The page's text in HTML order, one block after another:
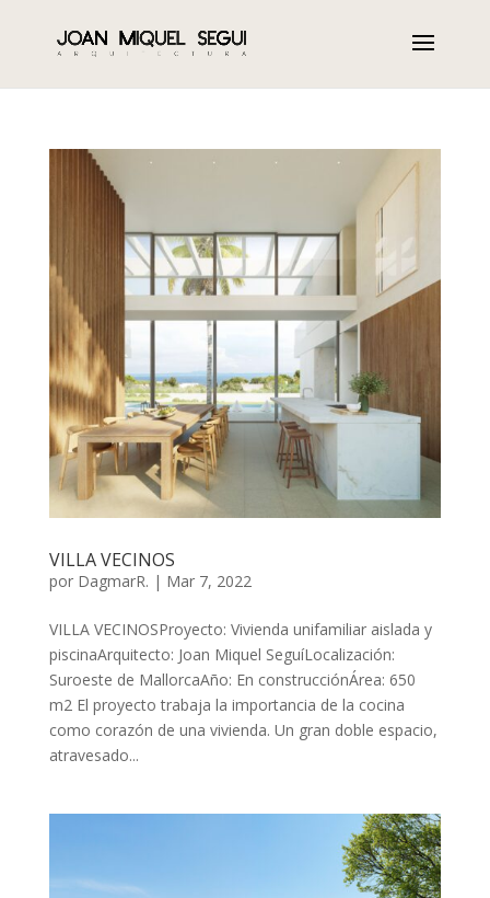
VILLA VECINOS
por DagmarR. | Mar 7, 2022
VILLA VECINOSProyecto: Vivienda unifamiliar aislada y
piscinaArquitecto: Joan Miquel SeguíLocalización:
Suroeste de MallorcaAño: En construcciónÁrea: 650
m2 El proyecto trabaja la importancia de la cocina
como corazón de una vivienda. Un gran doble espacio,
atravesado...